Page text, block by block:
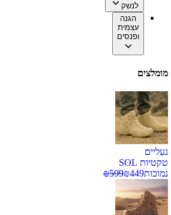
לנשק
הגנה
עצמית
ופנסים
מומלצים
נעליים
טקטיות SOL
נמוכות
₪449
₪599